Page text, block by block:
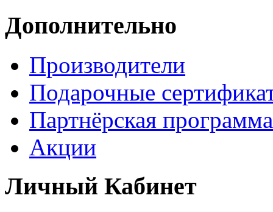
Дополнительно
Производители
Подарочные
Партнёрская программа
Акции
Личный Кабинет